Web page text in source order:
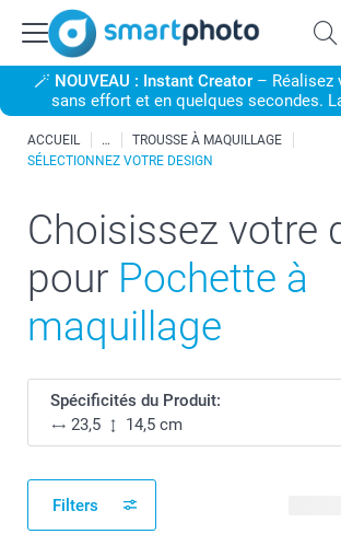
🪄 NOUVEAU : Instant Creator– Réalisez
sans effort et en quelques secondes.
ACCUEIL
TROUSSE À MAQUILLAGE
SÉLECTIONNEZ VOTRE DESIGN
Choisissez votre
pour Pochette à
maquillage
Spécificités du Produit:
23,5
14,5 cm
Filters